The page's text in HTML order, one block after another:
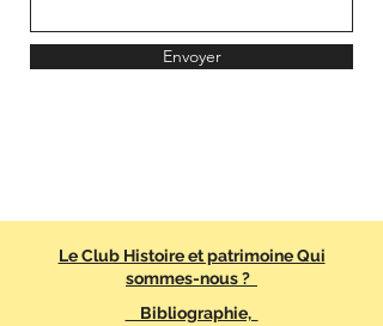
Envoyer
Le Club Histoire et patrimoine Qui
sommes-nous ?
Bibliographie,